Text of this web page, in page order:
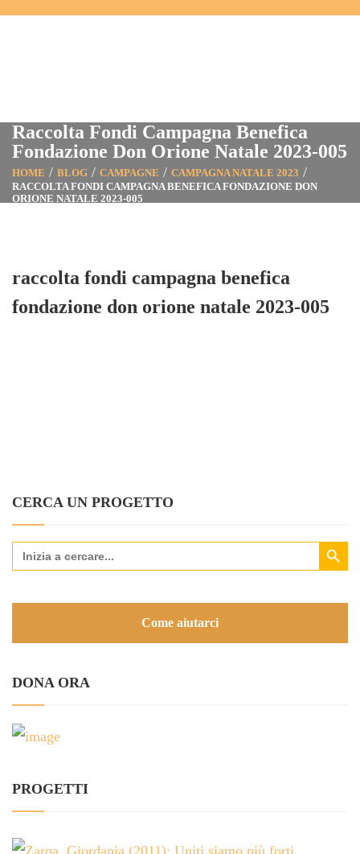
Raccolta Fondi Campagna Benefica
Fondazione Don Orione Natale 2023-005
HOME BLOG CAMPAGNE
CAMPAGNA NATALE 2023
RACCOLTA FONDI CAMPAGNA BENEFICA FONDAZIONE DON
ORIONE NATALE 2023-005
raccolta fondi campagna benefica
fondazione don orione natale 2023-005
CERCA UN PROGETTO
Search
for:
Search Button
Come aiutarci
DONA ORA
PROGETTI